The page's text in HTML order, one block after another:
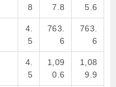
8
7.8
5.6
4.
5
763.
6
763.
6
4.
5
1,09
0.6
1,08
9.9